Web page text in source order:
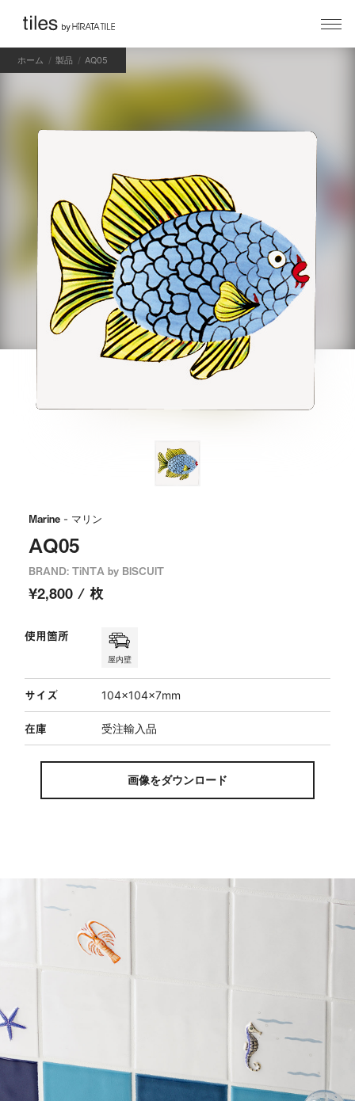
ホーム 製品 AQ05
Marine - マリン
AQ05
BRAND: TiNTA by BISCUIT
¥2,800 / 枚
使用箇所
屋内壁
サイズ 104×104×7mm
在庫 受注輸入品
画像をダウンロード